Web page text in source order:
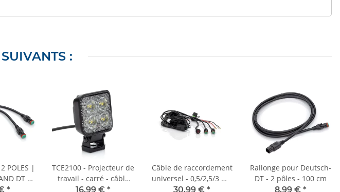
:
POLES |
DT |
Y avec
*
TCE2100 - Projecteur de
travail - carré - câble
1500 mm - 10-30 VCC -
16,99 € *
Câble de raccordement
universel - 0,5/2,5/3 m -
AN/AUS
30,99 € *
Rallonge pour Deutsch-
DT - 2 pôles - 100 cm
8,99 € *